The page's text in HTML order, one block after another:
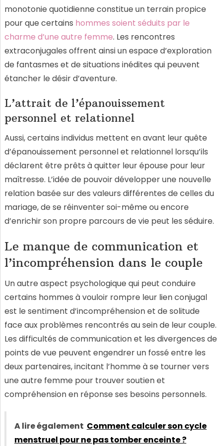
monotonie quotidienne constitue un terrain propice
pour que certains hommes soient séduits par le
charme d’une autre femme. Les rencontres
extraconjugales offrent ainsi un espace d’exploration
de fantasmes et de situations inédites qui peuvent
étancher le désir d’aventure.
L’attrait de l’épanouissement
personnel et relationnel
Aussi, certains individus mettent en avant leur quête
d’épanouissement personnel et relationnel lorsqu’ils
déclarent être prêts à quitter leur épouse pour leur
maîtresse. L’idée de pouvoir développer une nouvelle
relation basée sur des valeurs différentes de celles du
mariage, de se réinventer soi-même ou encore
d’enrichir son propre parcours de vie peut les séduire.
Le manque de communication et
l’incompréhension dans le couple
Un autre aspect psychologique qui peut conduire
certains hommes à vouloir rompre leur lien conjugal
est le sentiment d’incompréhension et de solitude
face aux problèmes rencontrés au sein de leur couple.
Les difficultés de communication et les divergences de
points de vue peuvent engendrer un fossé entre les
deux partenaires, incitant l’homme à se tourner vers
une autre femme pour trouver soutien et
compréhension en réponse ses besoins personnels.
A lire également Comment calculer son cycle
menstruel pour ne pas tomber enceinte ?